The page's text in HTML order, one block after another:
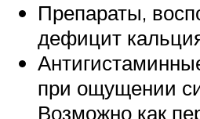
Препараты,
дефицит
при ощущении
Возможно как